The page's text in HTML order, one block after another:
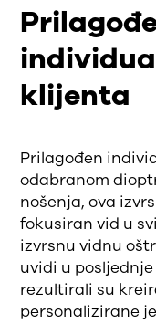
klijenta
Prilagođen
odabranom
nošenja, ova
fokusiran vid u
izvrsnu vidnu
uvidi u
rezultirali su
personalizirane